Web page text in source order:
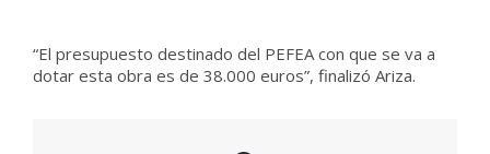
“El presupuesto destinado del PEFEA con que se va a
dotar esta obra es de 38.000 euros”, finalizó Ariza.